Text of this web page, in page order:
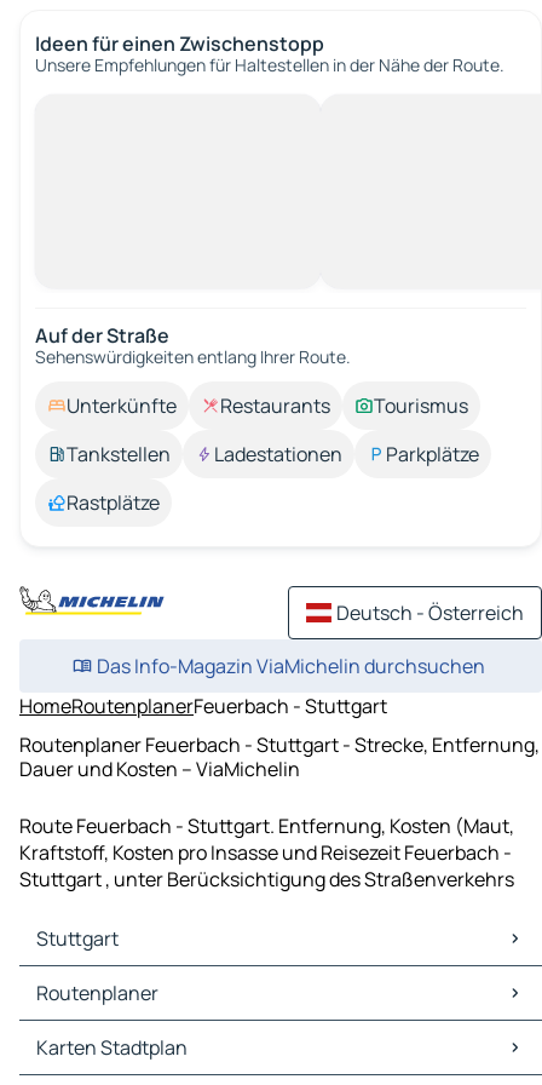
Ideen für einen Zwischenstopp
Unsere Empfehlungen für Haltestellen in der Nähe der Route.
Auf der Straße
Sehenswürdigkeiten entlang Ihrer Route.
Unterkünfte Restaurants
Tourismus
Tankstellen
Ladestationen
Parkplätze
Rastplätze
Deutsch - Österreich
Das Info-Magazin ViaMichelin durchsuchen
HomeRoutenplanerFeuerbach - Stuttgart
Routenplaner Feuerbach - Stuttgart - Strecke, Entfernung,
Dauer und Kosten – ViaMichelin
Route Feuerbach - Stuttgart. Entfernung, Kosten (Maut,
Kraftstoff, Kosten pro Insasse und Reisezeit Feuerbach -
Stuttgart , unter Berücksichtigung des Straßenverkehrs
Stuttgart
Stuttgart Karten Stadtplan
Stuttgart Verkehr
Stuttgart Hotels
Stuttgart Restaurants
Routenplaner
Routenplaner Stuttgart - Frankfurt am Main
Routenplaner Stuttgart - Nürnberg
Karten Stadtplan